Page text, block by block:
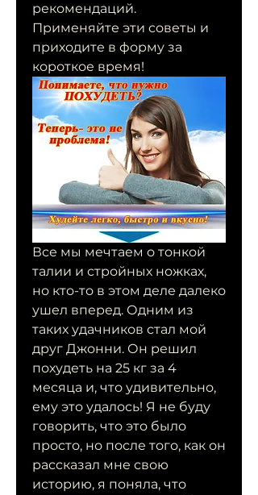
рекомендаций.
Применяйте эти советы и
приходите в форму за
короткое время!
Все мы мечтаем о тонкой
талии и стройных ножках,
но кто-то в этом деле далеко
ушел вперед. Одним из
таких удачников стал мой
друг Джонни. Он решил
похудеть на 25 кг за 4
месяца и, что удивительно,
ему это удалось! Я не буду
говорить, что это было
просто, но после того, как он
рассказал мне свою
историю, я поняла, что